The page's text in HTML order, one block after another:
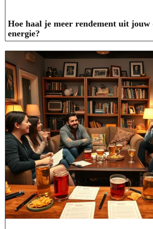
Hoe haal je meer rendement uit jouw
energie?